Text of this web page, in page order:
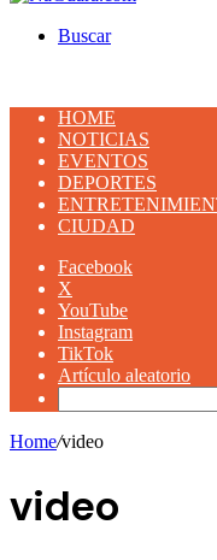
Buscar
HOME
NOTICIAS
EVENTOS
DEPORTES
CIUDAD
Facebook
X
YouTube
Instagram
TikTok
Artículo aleatorio
Home/video
video